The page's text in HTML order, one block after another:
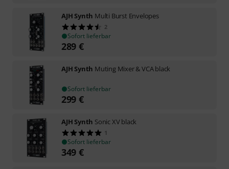
AJH Synth Multi Burst Envelopes
2
Sofort lieferbar
289 €
AJH Synth Muting Mixer & VCA black
Sofort lieferbar
299 €
AJH Synth Sonic XV black
1
Sofort lieferbar
349 €